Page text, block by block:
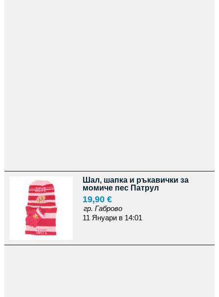
Шал, шапка и ръкавички за
момиче пес Патрул
19,90 €
гр. Габрово
11 Януари в 14:01